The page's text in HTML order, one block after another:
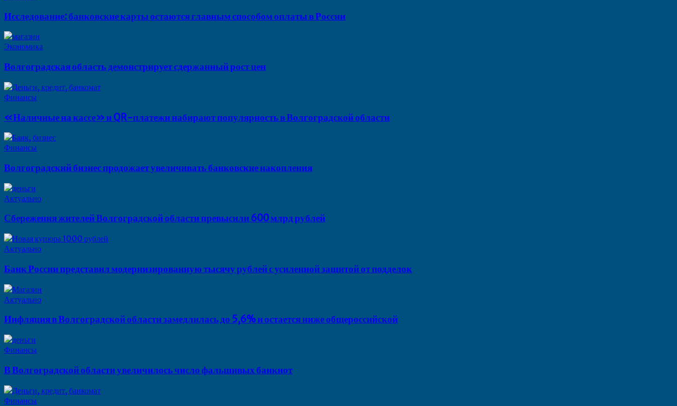
Исследование: банковские карты остаются главным способом оплаты в России
Экономика
Волгоградская область демонстрирует сдержанный рост цен
Финансы
«Наличные на кассе» и QR-платежи набирают популярность в Волгоградской области
Финансы
Волгоградский бизнес продожает увеличивать банковские накопления
Актуально
Сбережения жителей Волгоградской области превысили 600 млрд рублей
Актуально
Банк России представил модернизированную тысячу рублей с усиленной защитой от подделок
Актуально
Инфляция в Волгоградской области замедлилась до 5,6% и остается ниже общероссийской
Финансы
В Волгоградской области увеличилось число фальшивых банкнот
Финансы